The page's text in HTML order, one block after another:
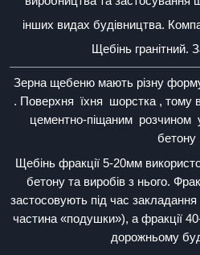
інших видах будівництва.
Щебінь гранітний.
Зерна щебеню мають різну
. Поверхня їхня шорстка, тому
цементно-піщаним розчином
бетону
Щебінь фракції 5-20мм
бетону та виробів з нього.
застосовують під час закладання
частина «подушки»), а фракції
дорожньому